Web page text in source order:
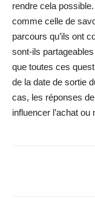
rendre cela
comme celle de
parcours qu’ils ont
sont-ils
que toutes ces
de la date de sortie
cas, les réponses
influencer l’achat ou